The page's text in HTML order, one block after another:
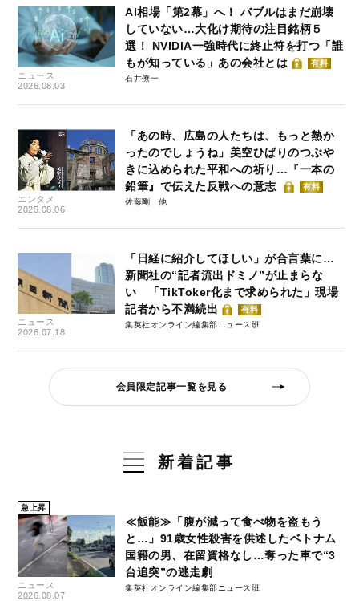
ニュース
2026.08.03
AI相場「第2幕」へ！ バブルはまだ崩壊
していない…大化け期待の注目銘柄５
選！ NVIDIA一強時代に終止符を打つ「誰
もが知っている」あの会社とは
有料
石井僚一
エンタメ
2025.08.06
「あの時、広島の人たちは、もっと熱か
ったのでしょうね」美空ひばりのつぶや
きに込められた平和への祈り…『一本の
鉛筆』で伝えた反戦への意志
有料
佐藤剛
ニュース
2026.07.18
「日経に紹介してほしい」が合言葉に…
新聞社の“記者流出ドミノ”が止まらな
い 「TikToker化まで求められた」現場
記者から不満続出
有料
集英社オンライン編集部ニュース班
会員限定記事一覧を見る
新着記事
急上昇
ニュース
2026.08.07
≪飯能≫「腹が減って食べ物を盗もう
と…」91歳女性殺害を供述したベトナム
国籍の男、在留資格なし…奪った車で“3
台追突”の逃走劇
集英社オンライン編集部ニュース班